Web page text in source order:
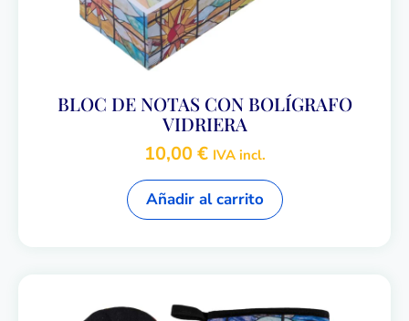
BLOC DE NOTAS CON BOLÍGRAFO
VIDRIERA
10,00€ IVA incl.
Añadir al carrito